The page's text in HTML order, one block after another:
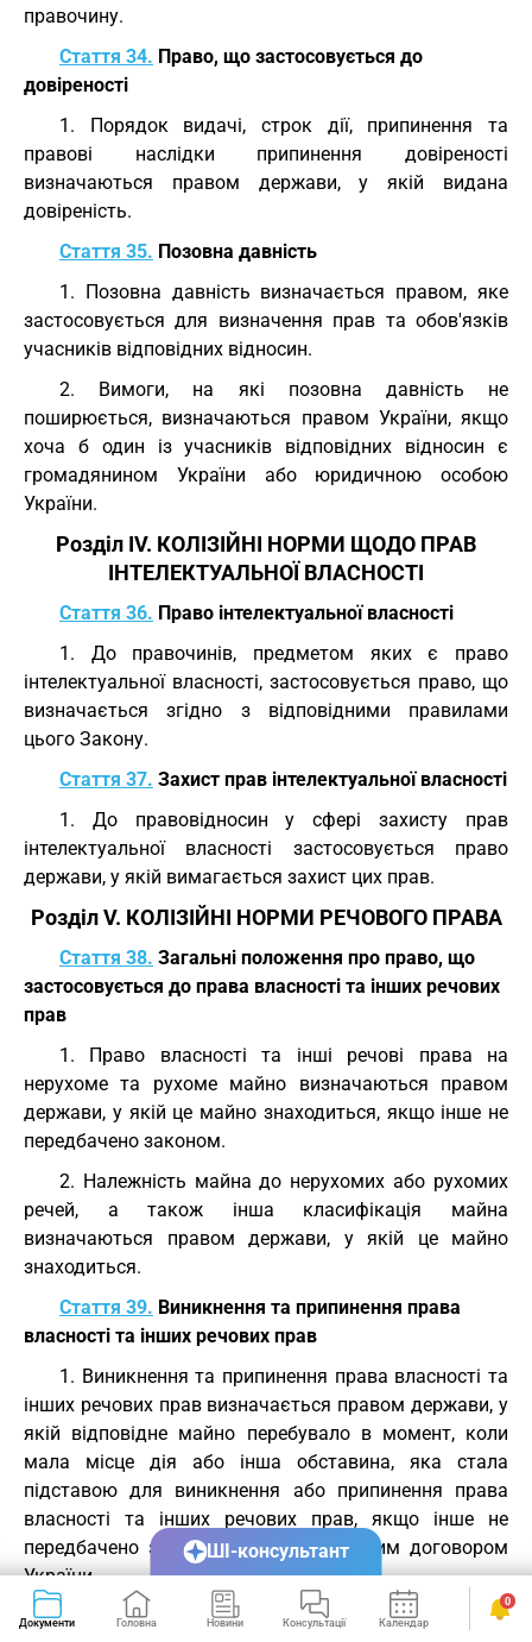
правочину.
Стаття 34. Право, що застосовується до
довіреності
1. Порядок видачі, строк дії, припинення та
правові наслідки припинення довіреності
визначаються правом держави, у якій видана
довіреність.
Стаття 35. Позовна давність
1. Позовна давність визначається правом, яке
застосовується для визначення прав та обов'язків
учасників відповідних відносин.
2. Вимоги, на які позовна давність не
поширюється, визначаються правом України, якщо
хоча б один із учасників відповідних відносин є
громадянином України або юридичною особою
України.
Розділ IV. КОЛІЗІЙНІ НОРМИ ЩОДО ПРАВ
ІНТЕЛЕКТУАЛЬНОЇ ВЛАСНОСТІ
Стаття 36. Право інтелектуальної власності
1. До правочинів, предметом яких є право
інтелектуальної власності, застосовується право, що
визначається згідно з відповідними правилами
цього Закону.
Стаття 37. Захист прав інтелектуальної власності
1. До правовідносин у сфері захисту прав
інтелектуальної власності застосовується право
держави, у якій вимагається захист цих прав.
Розділ V. КОЛІЗІЙНІ НОРМИ РЕЧОВОГО ПРАВА
Стаття 38. Загальні положення про право, що
застосовується до права власності та інших речових
прав
1. Право власності та інші речові права на
нерухоме та рухоме майно визначаються правом
держави, у якій це майно знаходиться, якщо інше не
передбачено законом.
2. Належність майна до нерухомих або рухомих
речей, а також інша класифікація майна
визначаються правом держави, у якій це майно
знаходиться.
Стаття 39. Виникнення та припинення права
власності та інших речових прав
1. Виникнення та припинення права власності та
інших речових прав визначається правом держави, у
якій відповідне майно перебувало в момент, коли
мала місце дія або інша обставина, яка стала
підставою для виникнення або припинення права
власності та інших речових прав, якщо інше не
передбачено законом або міжнародним договором
України.
2. Право, яке застосовується до виникнення та
Документи Головна Новини Консультації Календар Сервіси
0
ШІ-консультант